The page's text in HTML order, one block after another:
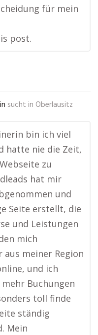
für mein
post.
sucht in Oberlausitz
bin ich viel
hatte nie die Zeit,
zu
hat mir
und
Seite erstellt, die
und Leistungen
mich
aus meiner Region
und ich
Buchungen
toll finde
ständig
Mein